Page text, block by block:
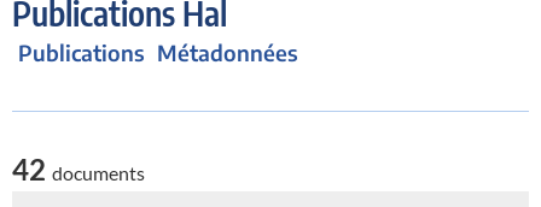
Publications Hal
Publications Métadonnées
42 documents